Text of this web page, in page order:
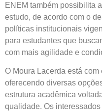
ENEM também possibilita
estudo, de acordo com o
políticas institucionais
para estudantes que
com mais agilidade e
O Moura Lacerda está
oferecendo diversas
estrutura acadêmica
qualidade. Os